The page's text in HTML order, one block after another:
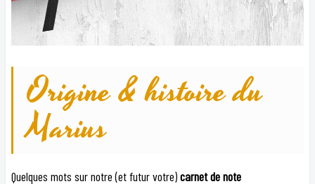
Origine & histoire du
Marius
Quelques mots sur notre (et futur votre)carnet de note